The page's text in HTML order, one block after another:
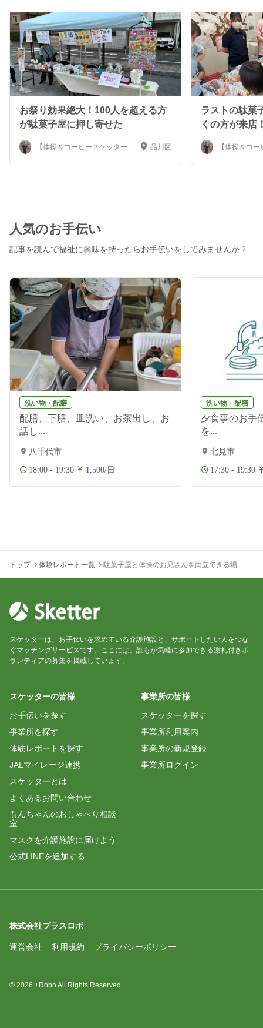
【経歴】 2016年4月：生活期の病院に入職 通所リハビ
リ・訪問リハビリ・地域包括ケア病棟、介護予防事業をそ
れぞれ2年間経験 2022年9月：訪問看護ステーションに転
職 訪看からのリハビリスタッフとして在宅医療の分野を
経験
お祭り効果絶大！100人を超える方
が駄菓子屋に押し寄せた
【体操＆コーヒースケッター】
品川区
ラストの駄菓
くの方が来店
【体操＆コ
人気のお手伝い
記事を読んで福祉に興味を持ったらお手伝いをしてみませんか？
洗い物・配膳
配膳、下膳、皿洗い、お茶出し、お
話し...
八千代市
18:00 - 19:30 1,500/日
洗い物・配膳
夕食事のお手
を...
北見市
17:30 - 19:30
トップ 体験レポート一覧 駄菓子屋と体操のお兄さんを両立できる場
スケッターは、お手伝いを求めている介護施設と、サポートしたい人をつな
ぐマッチングサービスです。ここには、誰もが気軽に参加できる謝礼付きボ
ランティアの募集を掲載しています。
スケッターの皆様
お手伝いを探す
事業所を探す
体験レポートを探す
JALマイレージ連携
スケッターとは
よくあるお問い合わせ
もんちゃんのおしゃべり相談
室
マスクを介護施設に届けよう
公式LINEを追加する
事業所の皆様
スケッターを探す
事業所利用案内
事業所の新規登録
事業所ログイン
株式会社プラスロボ
運営会社 利用規約 プライバシーポリシー
© 2026 +Robo All Rights Reserved.